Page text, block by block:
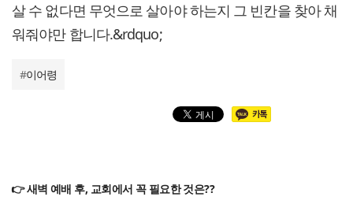
살 수 없다면 무엇으로 살아야 하는지 그 빈칸을 찾아 채
워줘야만 합니다.&rdquo;
#이어령
👉 새벽 예배 후, 교회에서 꼭 필요한 것은??